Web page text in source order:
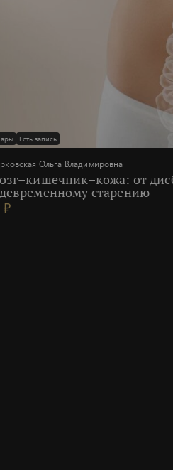
Есть запись
Ольга Владимировна
от
старению
₽